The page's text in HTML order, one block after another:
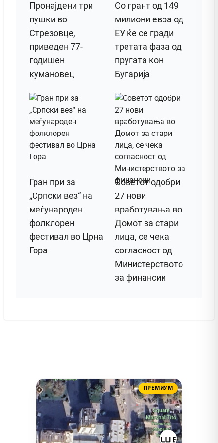
Пронајдени три
пушки во
Стрезовце,
приведен 77-
годишен
кумановец
Со грант од 149
милиони евра од
ЕУ ќе се гради
третата фаза од
пругата кон
Бугарија
Гран при за
„Српски вез“ на
меѓународен
фолклорен
фестивал во Црна
Гора
Советот одобри
27 нови
вработувања во
Домот за стари
лица, се чека
согласност од
Министерството
за финансии
ПРЕМИУМ